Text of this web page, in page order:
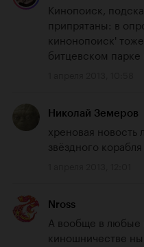
Кинопоиск,
припрятаны: в
кинонопоиск'
битцевском
Николай Земеров
хреновая новость
звёздного
Nross
А вообще в любые
киношничестве